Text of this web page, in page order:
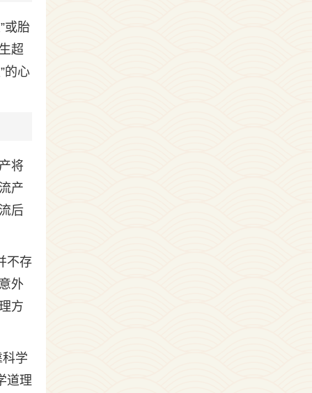
或胎
超
的心
将
产
后
不存
外
方
学
道理